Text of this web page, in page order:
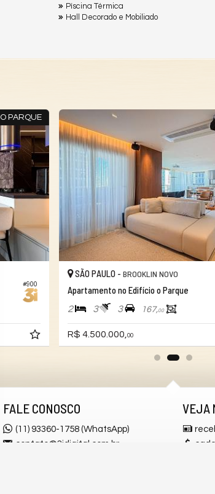
Pìscina Térmica
Hall Decorado e Mobiliado
O PARQUE
#900
SÃO PAULO -BROOKLIN NOVO
Apartamento no Edifício o Parque
2 3 3 167,00
R$ 4.500.000,00
FALE CONOSCO
(11) 93360-1758 (WhatsApp)
contato@3idigital.com.br
VEJA